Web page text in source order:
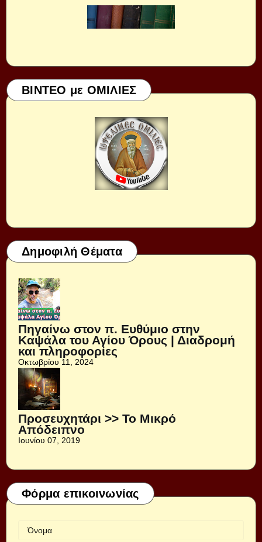
ΒΙΝΤΕΟ με ΟΜΙΛΙΕΣ
Δημοφιλή Θέματα
Πηγαίνω στον π. Ευθύμιο στην
Καψάλα του Αγίου Όρους | Διαδρομή
και πληροφορίες
Οκτωβρίου 11, 2024
Προσευχητάρι >> Το Μικρό
Απόδειπνο
Ιουνίου 07, 2019
Φόρμα επικοινωνίας